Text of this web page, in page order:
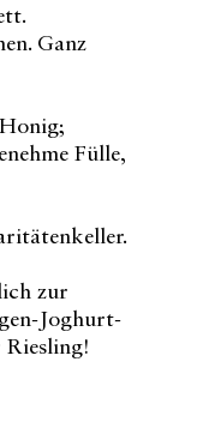
Ganz
Fülle,
zur
Joghurt-
Riesling!